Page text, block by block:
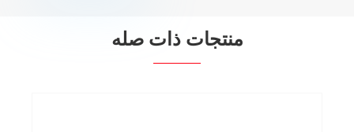
منتجات ذات صله